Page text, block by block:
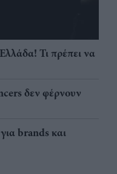
Τι πρέπει να
δεν φέρνουν
brands και